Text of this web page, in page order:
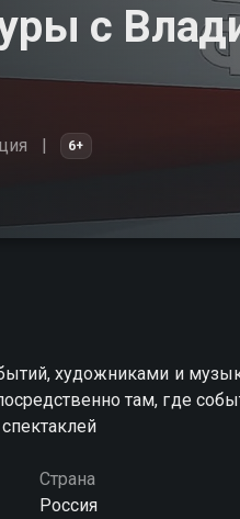
с
6+
художниками и
там, где
Страна
Россия